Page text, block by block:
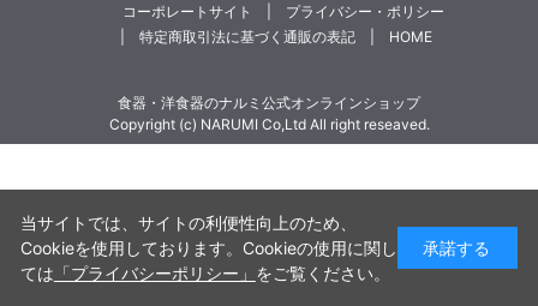
コーポレートサイト
プライバシー・ポリシー
特定商取引法に基づく通販の表記
HOME
食器・洋食器のナルミ公式オンラインショップ
Copyright (c) NARUMI Co,Ltd All right reseaved.
当サイトでは、サイトの利便性向上のため、
Cookieを使用しております。Cookieの使用に関し
ては 「プライバシーポリシー」 をご覧ください。
承諾する